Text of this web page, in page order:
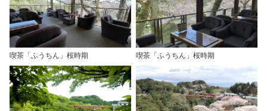
喫茶「ふうちん」桜時期 喫茶「ふうちん」桜時期